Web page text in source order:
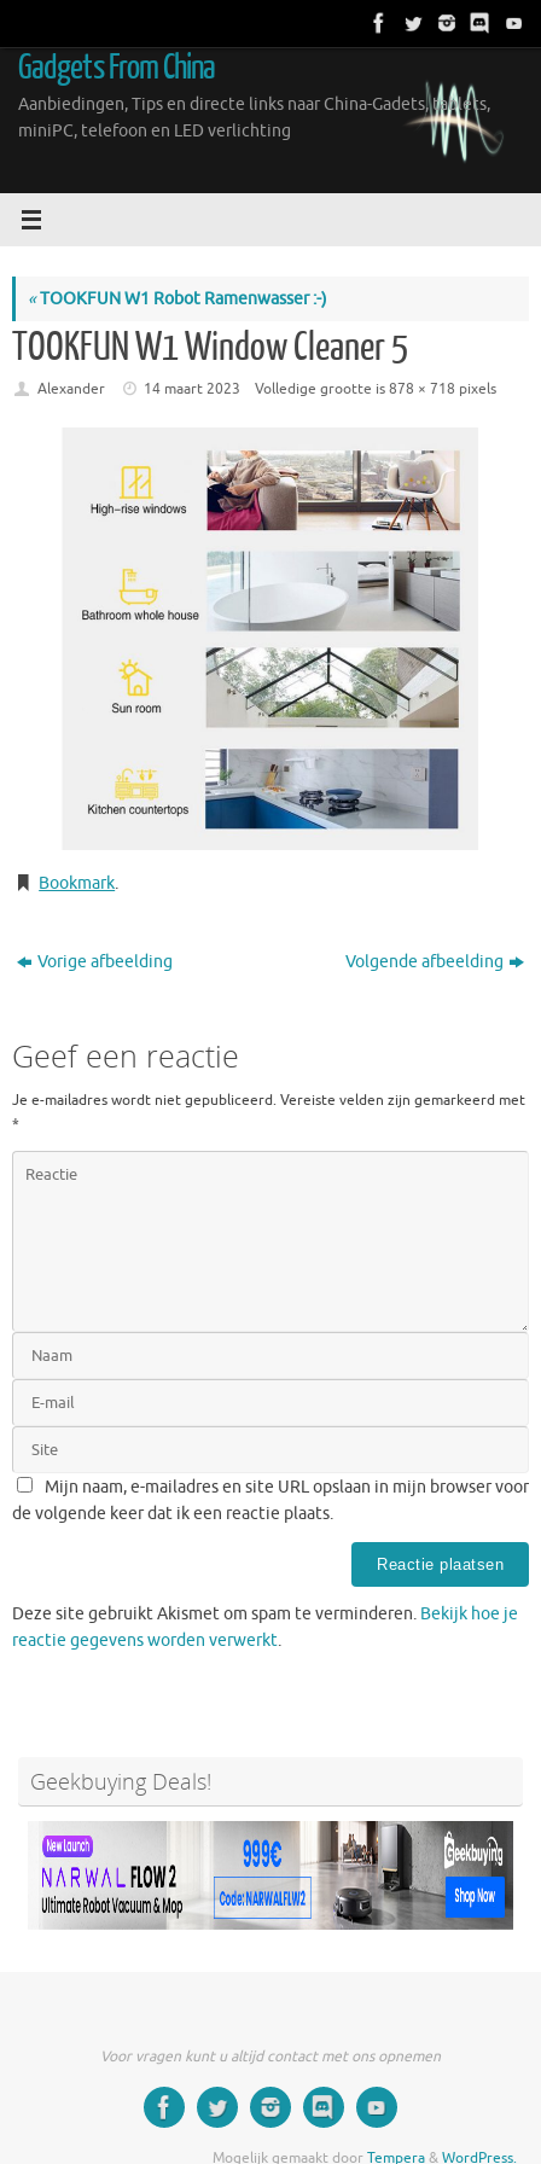
inhoud
Gadgets From China
Aanbiedingen, Tips en directe links naar China-Gadets, tablets,
miniPC, telefoon en LED verlichting
«TOOKFUN W1 Robot Ramenwasser :-)
TOOKFUN W1 Window Cleaner 5
Alexander 14 maart 2023 Volledige grootte is878 × 718 pixels
Bookmark.
Vorige afbeelding Volgende afbeelding
Geef een reactie
Je e-mailadres wordt niet gepubliceerd. Vereiste velden zijn gemarkeerd met
*
Mijn naam, e-mailadres en site URL opslaan in mijn browser voor
de volgende keer dat ik een reactie plaats.
Deze site gebruikt Akismet om spam te verminderen. Bekijk hoe je
reactie gegevens worden verwerkt.
Geekbuying Deals!
Voor vragen kunt u altijd contact met ons opnemen
Mogelijk gemaakt doorTempera&WordPress.